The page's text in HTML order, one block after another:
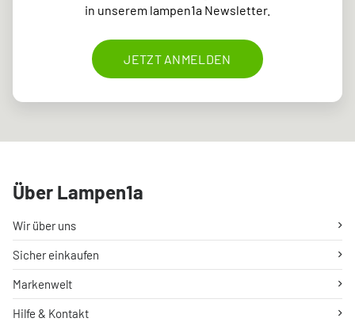
in unserem lampen1a Newsletter.
JETZT ANMELDEN
Über Lampen1a
Wir über uns
Sicher einkaufen
Markenwelt
Hilfe & Kontakt